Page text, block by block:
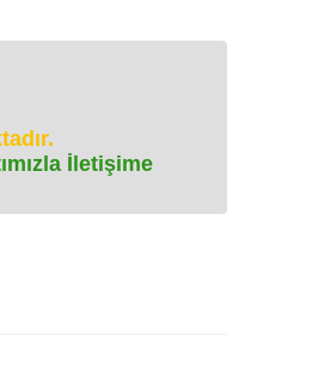
İletişime